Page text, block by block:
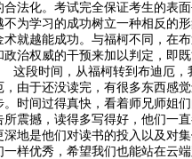
合法化。考试完全保证考生的表
不为学习的成功树立一种相反的
术就越能成功。与福柯不同，在
政治权威的干预来加以判定，即
段时间，从福柯转到布迪厄，
，由于还没读完，有很多东西感
。时间过得真快，看着师兄师姐
所震撼，读得多写得好，他们一
深地是他们对读书的投入以及对
一样优秀，希望我们也能站在云